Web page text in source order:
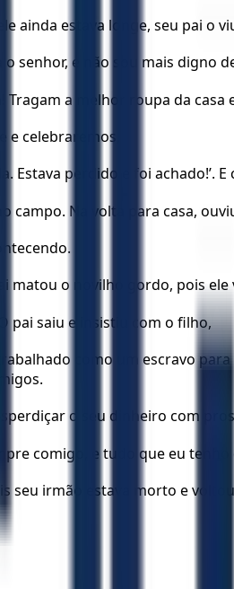
ainda estava longe, seu pai
o senhor, e não sou mais digno
Tragam a melhor roupa da
e celebraremos,
Estava perdido e foi achado!’.
campo. Na volta para casa,
matou o novilho gordo, pois ele
pai saiu e insistiu com o filho,
como um escravo
o seu dinheiro com
comigo, e tudo que eu tenho
seu irmão estava morto e